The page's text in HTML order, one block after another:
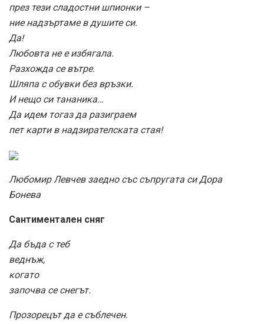
през тези сладостни шпионки –
ние надзъртаме в душите си.
Да!
Любовта не е избягала.
Разхожда се вътре.
Шляпа с обувки без връзки.
И нещо си тананика…
Да идем тогаз да разиграем
пет карти в надзирателската стая!
Любомир Левчев заедно със съпругата си Дора
Бонева
Сантиментален сняг
Да бъда с теб
веднъж,
когато
започва се снегът.
Прозорецът да е съблечен.